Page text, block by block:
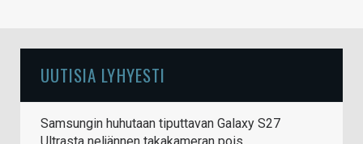
UUTISIA LYHYESTI
Samsungin huhutaan tiputtavan Galaxy S27